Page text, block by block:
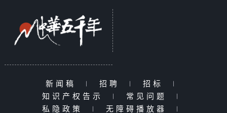
新闻稿 | 招聘 | 招标
|
知识产权告示
| 常见问题
|
私隐政策
| 无障碍播放器 |